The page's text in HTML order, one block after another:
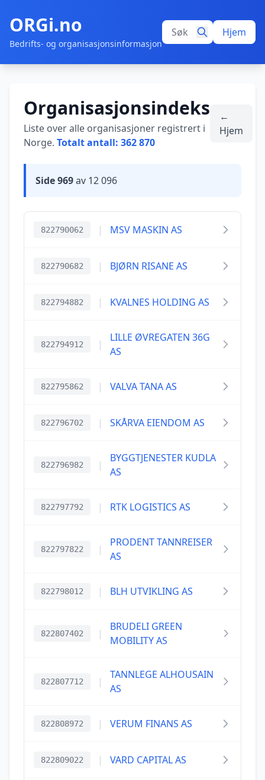
ORGi.no
Bedrifts- og organisasjonsinformasjon
Hjem
Organisasjonsindeks
Liste over alle organisasjoner registrert i
Norge. Totalt antall: 362 870
←
Hjem
Side 969av 12 096
822790062 | MSV MASKIN AS
822790682 | BJØRN RISANE AS
822794882 | KVALNES HOLDING AS
822794912 |
LILLE ØVREGATEN 36G
AS
822795862 | VALVA TANA AS
822796702 | SKÅRVA EIENDOM AS
822796982 |
BYGGTJENESTER KUDLA
AS
822797792 | RTK LOGISTICS AS
822797822 |
PRODENT TANNREISER
AS
822798012 | BLH UTVIKLING AS
822807402 |
BRUDELI GREEN
MOBILITY AS
822807712 |
TANNLEGE ALHOUSAIN
AS
822808972 | VERUM FINANS AS
822809022 | VARD CAPITAL AS